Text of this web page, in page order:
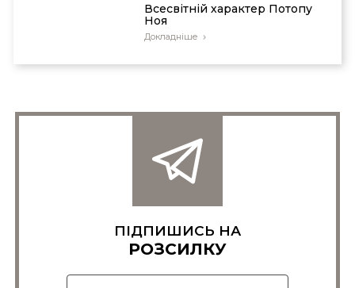
Всесвітній характер Потопу
Ноя
Докладніше
ПІДПИШИСЬ НА
РОЗСИЛКУ